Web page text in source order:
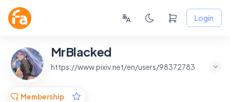
Login
MrBlacked
https://www.pixiv.net/en/users/98372783
Membership